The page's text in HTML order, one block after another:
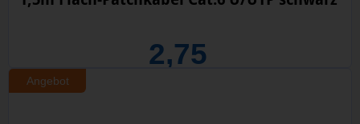
2,75
Angebot